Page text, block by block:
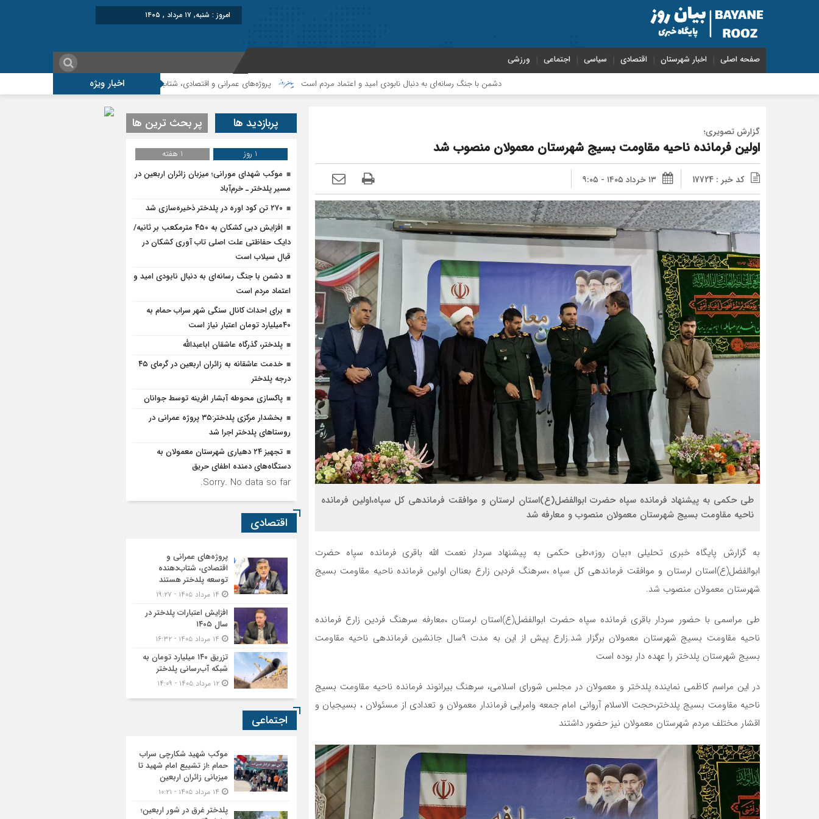
برابر با : Saturday - 8 August - 2026
صفحه اصلی اخبار شهرستان اقتصادی سیاسی اجتماعی ورزشی
اخبار ویژه دشمن با جنگ رسانه‌ای به دنبال نابودی امید و اعتماد مردم است پروژه‌های عمرانی و اقتصادی، شتاب‌دهنده توسعه پلدختر هستند افزایش اعتبارات پلدختر در سال ۱۴۰۵
گزارش تصویری؛
اولین فرمانده ناحیه مقاومت بسیج شهرستان معمولان منصوب شد
کد خبر : 17724 ۱۳ خرداد ۱۴۰۵ - ۹:۰۵
طی حکمی به پیشنهاد فرمانده سپاه حضرت ابوالفضل(ع)استان لرستان و موافقت فرماندهی کل سپاه،اولین فرمانده
ناحیه مقاومت بسیج شهرستان معمولان منصوب و معارفه شد
به گزارش پایگاه خبری تحلیلی «بیان روز»،طی حکمی به پیشنهاد سردار نعمت الله باقری فرمانده سپاه حضرت
ابوالفضل(ع)استان لرستان و موافقت فرماندهی کل سپاه ،سرهنگ فردین زارع بعناان اولین فرمانده ناحیه مقاومت بسیج
شهرستان معمولان منصوب شد.
طی مراسمی با حضور سردار باقری فرمانده سپاه حضرت ابوالفضل(ع)استان لرستان ،معارفه سرهنگ فردین زارع فرمانده
ناحیه مقاومت بسیج شهرستان معمولان برگزار شد.زارع پیش از این به مدت ۹سال جانشین فرماندهی ناحیه مقاومت
بسیج شهرستان پلدختر را عهده دار بوده است
در این مراسم کاظمی نماینده پلدختر و معمولان در مجلس شورای اسلامی، سرهنگ بیرانوند فرمانده ناحیه مقاومت بسیج
ناحیه مقاومت بسیج پلدختر،حجت الاسلام آروانی امام جمعه وامرایی فرماندار معمولان و تعدادی از مسئولان ، بسیجیان و
اقشار مختلف مردم شهرستان معمولان نیز حضور داشتند
پربازدید ها پر بحث ترین ها
1 روز
1 هفته
موکب شهدای مورانی؛ میزبان زائران اربعین در
مسیر پلدختر ـ خرم‌آباد
۲۷۰ تن کود اوره در پلدختر ذخیره‌سازی شد
افزایش دبی کشکان به ۴۵۰ مترمکعب بر ثانیه/
دایک حفاظتی علت اصلی تاب آوری کشکان در
قبال سیلاب است
دشمن با جنگ رسانه‌ای به دنبال نابودی امید و
اعتماد مردم است
برای احداث کانال سنگی شهر سراب حمام به
۴۰میلیارد تومان اعتبار نیاز است
پلدختر، گذرگاه عاشقان اباعبدالله
خدمت عاشقانه به زائران اربعین در گرمای ۴۵
درجه پلدختر
پاکسازی محوطه آبشار افرینه توسط جوانان
بخشدار مرکزی پلدختر:۳۵ پروژه عمرانی در
روستاهای پلدختر اجرا شد
تجهیز ۲۴ دهیاری شهرستان معمولان به
دستگاه‌های دمنده اطفای حریق
Sorry. No data so far.
اقتصادی
پروژه‌های عمرانی و
اقتصادی، شتاب‌دهنده
توسعه پلدختر هستند
افزایش اعتبارات پلدختر در
سال ۱۴۰۵
تزریق ۱۴۰ میلیارد تومان به
شبکه آب‌رسانی پلدختر
اجتماعی
موکب شهید شکارچی سراب
حمام ؛از تشییع امام شهید تا
میزبانی زائران اربعین
پلدختر غرق در شور اربعین؛